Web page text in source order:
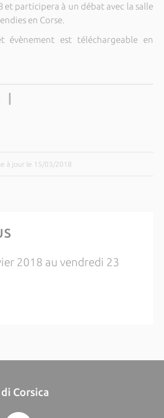
et participera à un débat avec la salle
en Corse.
évènement est téléchargeable en
à jour le 15/03/2018
2018 au vendredi 23
Corsica